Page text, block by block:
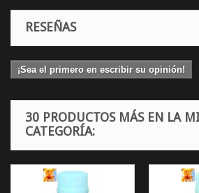
RESEÑAS
¡Sea el primero en escribir su opinión!
30 PRODUCTOS MÁS EN LA
CATEGORÍA: